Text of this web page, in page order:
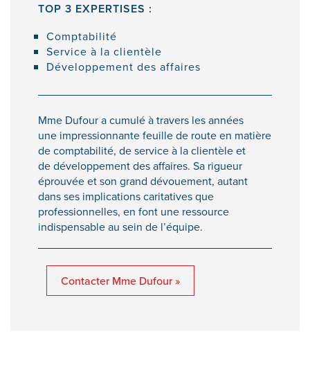
TOP 3 EXPERTISES :
Comptabilité
Service à la clientèle
Développement des affaires
Mme Dufour a cumulé à travers les années
une impressionnante feuille de route en matière
de comptabilité, de service à la clientèle et
de développement des affaires. Sa rigueur
éprouvée et son grand dévouement, autant
dans ses implications caritatives que
professionnelles, en font une ressource
indispensable au sein de l’équipe.
Contacter Mme Dufour »